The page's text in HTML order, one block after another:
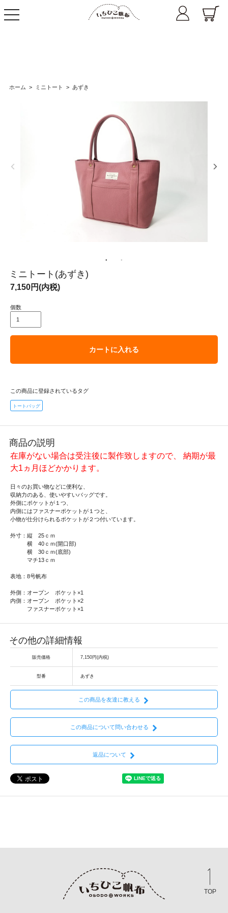
navigation
ホーム > ミニトート > あずき
ミニトート(あずき)
7,150円(内税)
個数
カートに入れる
この商品に登録されているタグ
トートバッグ
商品の説明
在庫がない場合は受注後に製作致しますので、 納期が最
大1ヵ月ほどかかります。
日々のお買い物などに便利な、
収納力のある、使いやすいバッグです。
外側にポケットが１つ、
内側にはファスナーポケットが１つと、
小物が仕分けられるポケットが２つ付いています。
外寸：縦 25ｃｍ
横 40ｃｍ(開口部)
横 30ｃｍ(底部)
マチ13ｃｍ
表地：8号帆布
外側：オープン ポケット×1
内側：オープン ポケット×2
ファスナーポケット×1
その他の詳細情報
販売価格 7,150円(内税)
型番 あずき
この商品を友達に教える
この商品について問い合わせる
返品について
TOP